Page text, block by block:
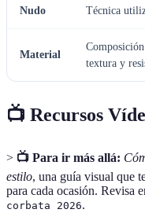
Nudo Técnica
Material
textura y
📺 Recursos
> 📺 Para ir más allá:
estilo, una guía visual que
para cada ocasión. Revisa
corbata 2026.